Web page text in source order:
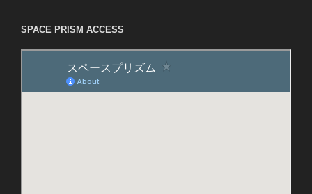
SPACE PRISM ACCESS